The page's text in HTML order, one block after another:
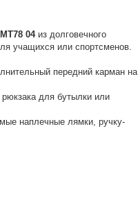
04из долговечного
учащихся или спортсменов.
передний карман на
для бутылки или
наплечные лямки, ручку-